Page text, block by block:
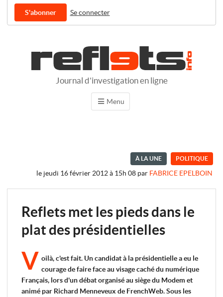
S'abonner Se connecter
Journal d'investigation en ligne
Menu
À LA UNE POLITIQUE
le jeudi 16 février 2012 à 15h 08 par FABRICE EPELBOIN
Reflets met les pieds dans le
plat des présidentielles
V oilà, c'est fait. Un candidat à la présidentielle a eu le
courage de faire face au visage caché du numérique
Français, lors d'un débat organisé au siège du Modem et
animé par Richard Menneveux de FrenchWeb. Sous les